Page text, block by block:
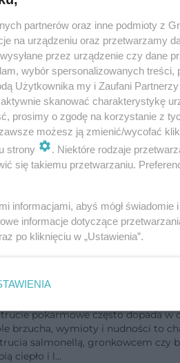
biegunka u
Sposoby na
ostrej biegunki
biegunka u dorosłych jest
wirusów, bakterii, pasożytów lub
przebieg biegunk…
14-1-2019
pokarmowe w
uniknąć? Jak je leczyć?
pokarmowe często dopada w
brzucha, wymioty i nudności to
salmonellą, gronkowcem czy
ciepło i l…
partnerów oraz inne podmioty z
na urządzeniu oraz przetwarzamy
przez urządzenie czy dane
wybór spersonalizowanych treści,
Użytkownika my i Zaufani
skanować charakterystykę
prosimy o zgodę na korzystanie z
możesz ją zmienić/wycofać
strony
. Niektóre rodzaje
się takiemu przetwarzaniu.
informacjami, abyś mógł
informacje dotyczące
po kliknięciu w „Ustawienia”.